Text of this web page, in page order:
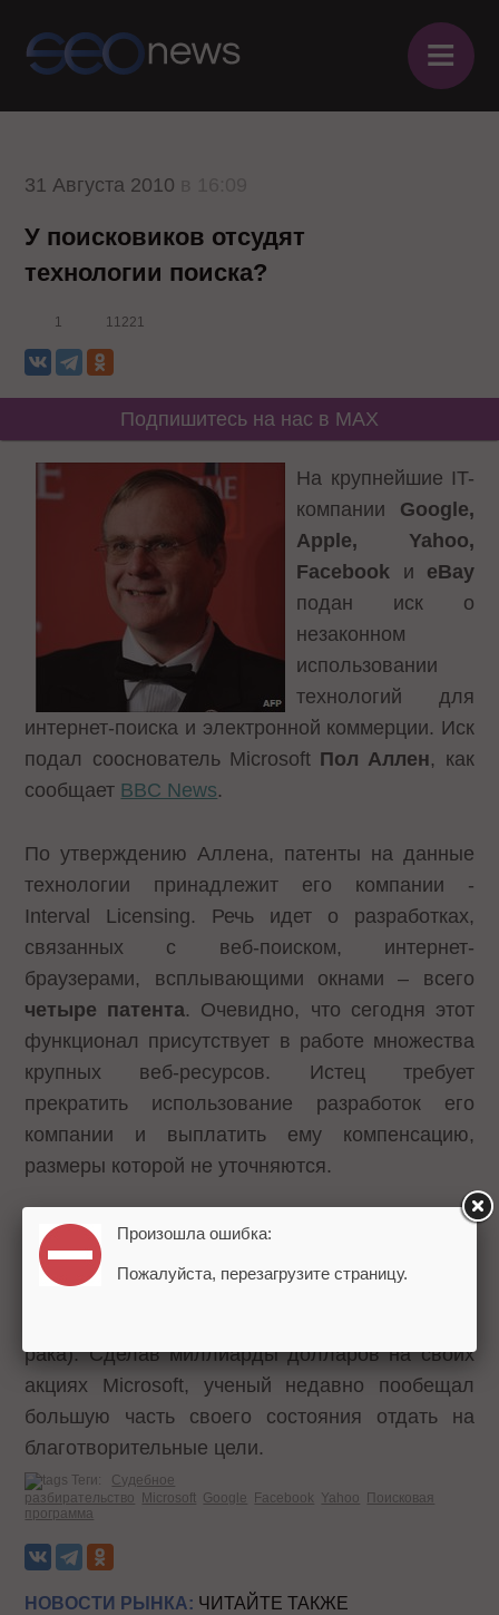
≡
31 Августа 2010
У поисковиков отсудят
технологии поиска?
1 11221
Подпишитесь на нас в MAX
На крупнейшие IT-
компании Google,
Apple, Yahoo,
Facebook и eBay
подан иск о
незаконном
использовании
технологий для
интернет-поиска и электронной коммерции. Иск
подал сооснователь Microsoft Пол Аллен, как
сообщает BBC News.
По утверждению Аллена, патенты на данные
технологии принадлежит его компании -
Interval Licensing. Речь идет о разработках,
связанных с веб-поиском, интернет-
браузерами, всплывающими окнами – всего
четыре патента. Очевидно, что сегодня этот
функционал присутствует в работе множества
крупных веб-ресурсов. Истец требует
прекратить использование разработок его
компании и выплатить ему компенсацию,
размеры которой не уточняются.
Технологии были запатентованы ещё в 1990-х
- начале 2000-х годов. В прошлом годуПол
Аллен раскрыл общественности, что ему был
рака). Сделав миллиарды долларов на своих
акциях Microsoft, ученый недавно пообещал
большую часть своего состояния отдать на
благотворительные цели.
Теги:
Судебное
разбирательство
Microsoft Google Facebook Yahoo
Поисковая
программа
НОВОСТИ РЫНКА: ЧИТАЙТЕ ТАКЖЕ
Произошла ошибка:
Пожалуйста, перезагрузите страницу.